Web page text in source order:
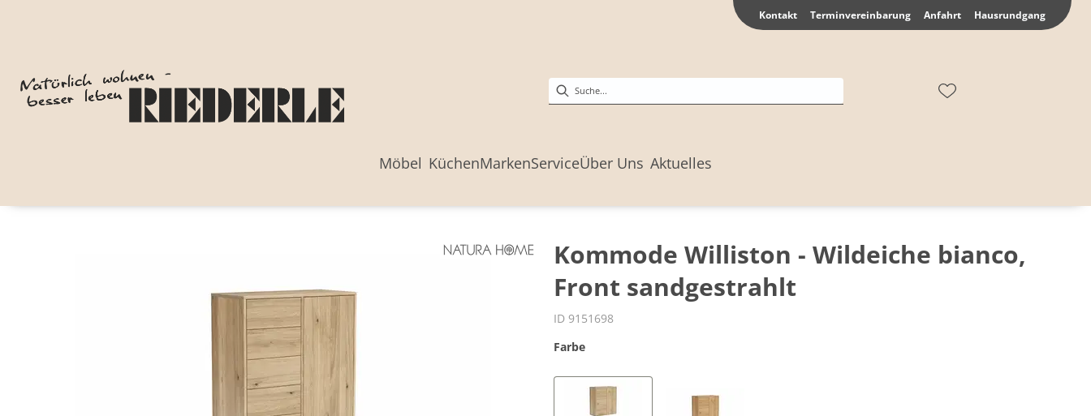
Kontakt Terminvereinbarung Anfahrt Hausrundgang
Möbel KüchenMarkenServiceÜber Uns Aktuelles
Kommode Williston - Wildeiche bianco,
Front sandgestrahlt
ID 9151698
Farbe